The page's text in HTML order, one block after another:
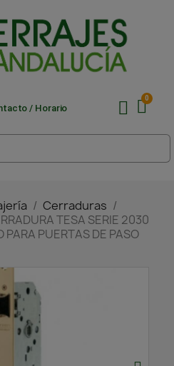
/ Horario
Cerraduras
TESA SERIE 2030
PUERTAS DE PASO